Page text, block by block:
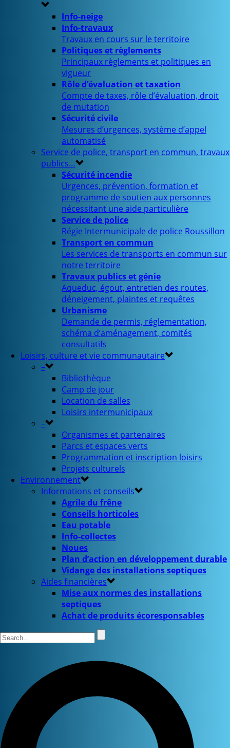
Info-neige
Info-travaux
Travaux en cours sur le territoire
Politiques et règlements
Principaux règlements et politiques en
vigueur
Rôle d’évaluation et taxation
Compte de taxes, rôle d’évaluation, droit
de mutation
Sécurité civile
Mesures d’urgences, système d’appel
automatisé
Service de police, transport en commun, travaux
publics…
Sécurité incendie
Urgences, prévention, formation et
programme de soutien aux personnes
nécessitant une aide particulière
Service de police
Régie Intermunicipale de police Roussillon
Transport en commun
Les services de transports en commun sur
notre territoire
Travaux publics et génie
Aqueduc, égout, entretien des routes,
déneigement, plaintes et requêtes
Urbanisme
Demande de permis, réglementation,
schéma d’aménagement, comités
consultatifs
Loisirs, culture et vie communautaire
–
Bibliothèque
Camp de jour
Location de salles
Loisirs intermunicipaux
–
Organismes et partenaires
Parcs et espaces verts
Programmation et inscription loisirs
Projets culturels
Environnement
Informations et conseils
Agrile du frêne
Conseils horticoles
Eau potable
Info-collectes
Noues
Plan d’action en développement durable
Vidange des installations septiques
Aides financières
Mise aux normes des installations
septiques
Achat de produits écoresponsables